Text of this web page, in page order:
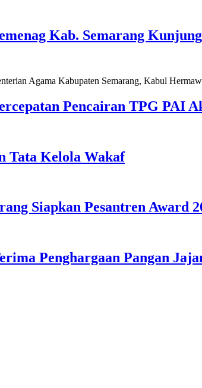
Kab. Semarang
Agama Kabupaten Semarang, Kabul
Pencairan TPG PAI
Tata Kelola Wakaf
Siapkan Pesantren Award
Penghargaan Pangan